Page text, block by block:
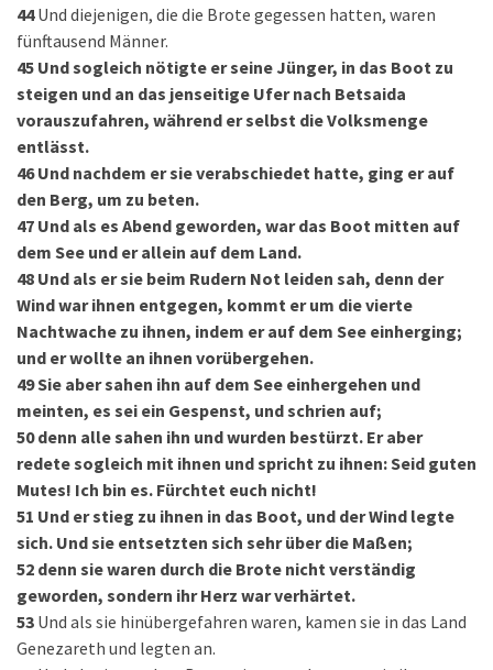
44 Und diejenigen, die die Brote gegessen hatten, waren
fünftausend Männer.
45 Und sogleich nötigte er seine Jünger, in das Boot zu
steigen und an das jenseitige Ufer nach Betsaida
vorauszufahren, während er selbst die Volksmenge
entlässt.
46 Und nachdem er sie verabschiedet hatte, ging er auf
den Berg, um zu beten.
47 Und als es Abend geworden, war das Boot mitten auf
dem See und er allein auf dem Land.
48 Und als er sie beim Rudern Not leiden sah, denn der
Wind war ihnen entgegen, kommt er um die vierte
Nachtwache zu ihnen, indem er auf dem See einherging;
und er wollte an ihnen vorübergehen.
49Sie aber sahen ihn auf dem See einhergehen und
meinten, es sei ein Gespenst, und schrien auf;
50 denn alle sahen ihn und wurden bestürzt. Er aber
redete sogleich mit ihnen und spricht zu ihnen: Seid guten
Mutes! Ich bin es. Fürchtet euch nicht!
51 Und er stieg zu ihnen in das Boot, und der Wind legte
sich. Und sie entsetzten sich sehr über die Maßen;
52 denn sie waren durch die Brote nicht verständig
geworden, sondern ihr Herz war verhärtet.
53 Und als sie hinübergefahren waren, kamen sie in das Land
Genezareth und legten an.